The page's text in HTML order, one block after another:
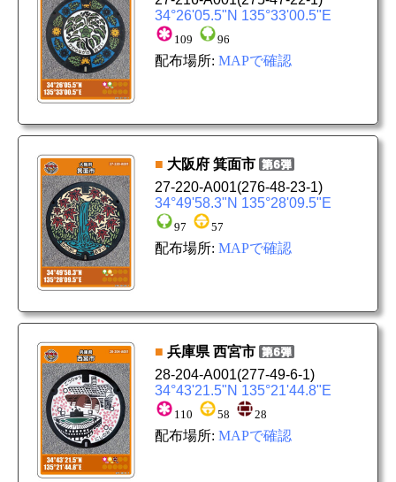
34°26'05.5"N 135°33'00.5"E
109 96
配布場所: MAPで確認
■ 大阪府 箕面市
27-220-A001(276-48-23-1)
34°49'58.3"N 135°28'09.5"E
97 57
配布場所: MAPで確認
■ 兵庫県 西宮市
28-204-A001(277-49-6-1)
34°43'21.5"N 135°21'44.8"E
110 58 28
配布場所: MAPで確認